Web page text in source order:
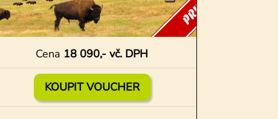
Cena 18 090,- vč. DPH
KOUPIT VOUCHER